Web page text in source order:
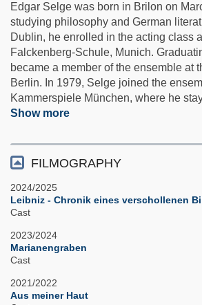
Edgar Selge was born in Brilon on
studying philosophy and German
Dublin, he enrolled in the acting class
Falckenberg-Schule, Munich.
became a member of the ensemble at
Berlin. In 1979, Selge joined the
Kammerspiele München, where he
Show more
FILMOGRAPHY
2024/2025
Leibniz - Chronik eines verschollenen
Cast
2023/2024
Marianengraben
Cast
2021/2022
Aus meiner Haut